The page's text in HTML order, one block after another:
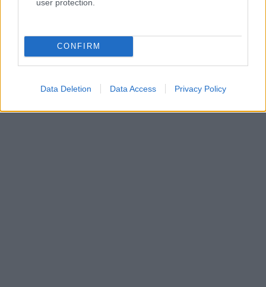
user protection.
CONFIRM
Data Deletion Data Access Privacy Policy